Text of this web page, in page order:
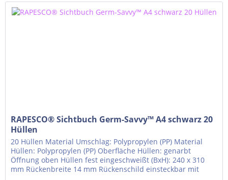
RAPESCO® Sichtbuch Germ-Savvy™ A4 schwarz 20
Hüllen
20 Hüllen Material Umschlag: Polypropylen (PP) Material
Hüllen: Polypropylen (PP) Oberfläche Hüllen: genarbt
Öffnung oben Hüllen fest eingeschweißt (BxH): 240 x 310
mm Rückenbreite 14 mm Rückenschild einsteckbar mit